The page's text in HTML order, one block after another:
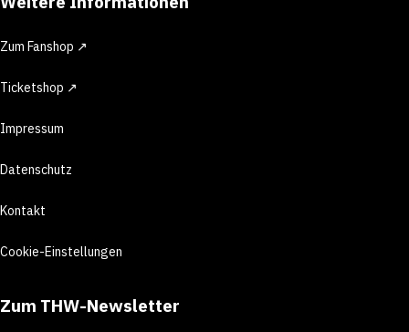
Zum Fanshop ↗
Ticketshop ↗
Impressum
Datenschutz
Kontakt
Cookie-Einstellungen
Zum THW-Newsletter